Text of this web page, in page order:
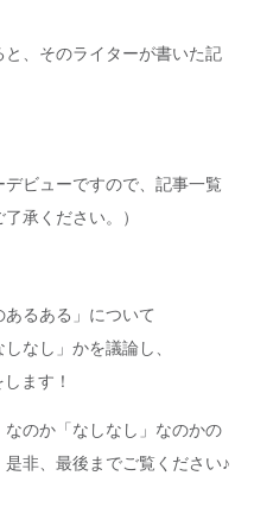
と、そのライターが書いた記
デビューですので、記事一覧
承ください。）
るある」について
なし」かを議論し、
ます！
のか「なしなし」なのかの
非、最後までご覧ください♪